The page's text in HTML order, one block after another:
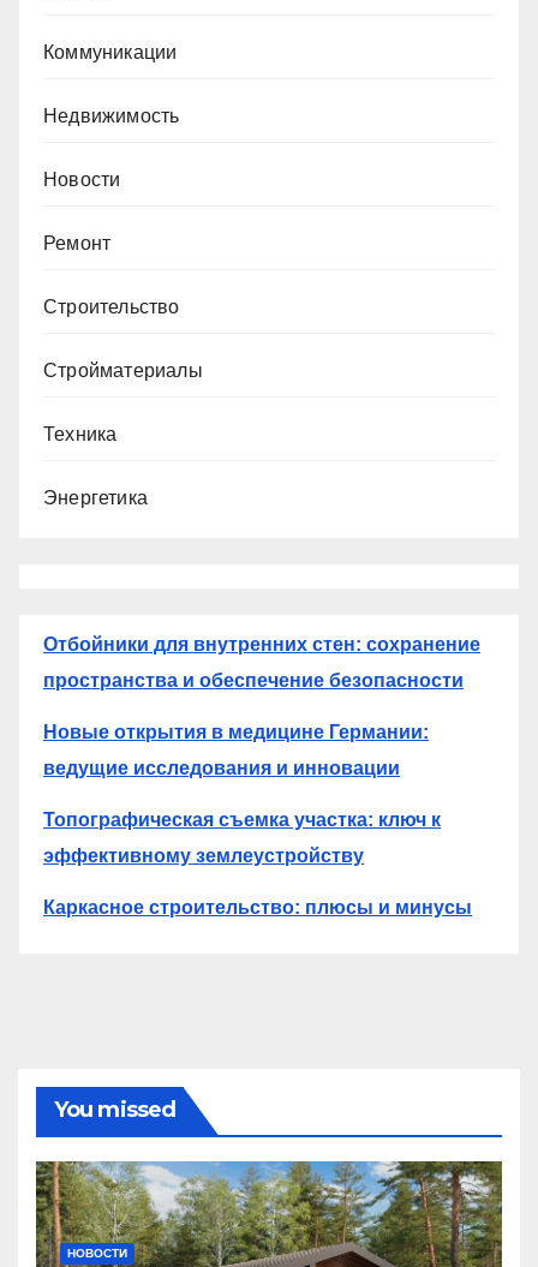
Коммуникации
Недвижимость
Новости
Ремонт
Строительство
Стройматериалы
Техника
Энергетика
Отбойники для внутренних стен: сохранение
пространства и обеспечение безопасности
Новые открытия в медицине Германии:
ведущие исследования и инновации
Топографическая съемка участка: ключ к
эффективному землеустройству
Каркасное строительство: плюсы и минусы
You missed
НОВОСТИ